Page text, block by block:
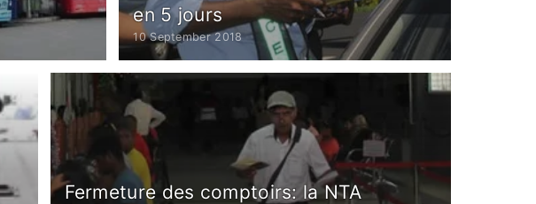
en 5 jours
10 September 2018
Fermeture des comptoirs: la NTA